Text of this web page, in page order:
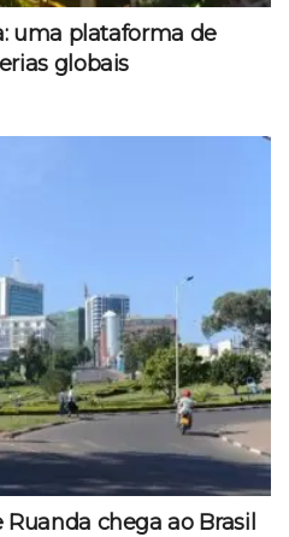
uma plataforma de
globais
chega ao Brasil